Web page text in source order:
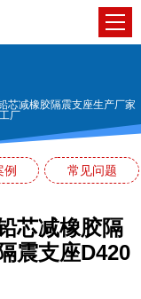
芯减橡胶隔震支座生产厂家
厂
例 常见问题
芯减橡胶隔
震支座D420